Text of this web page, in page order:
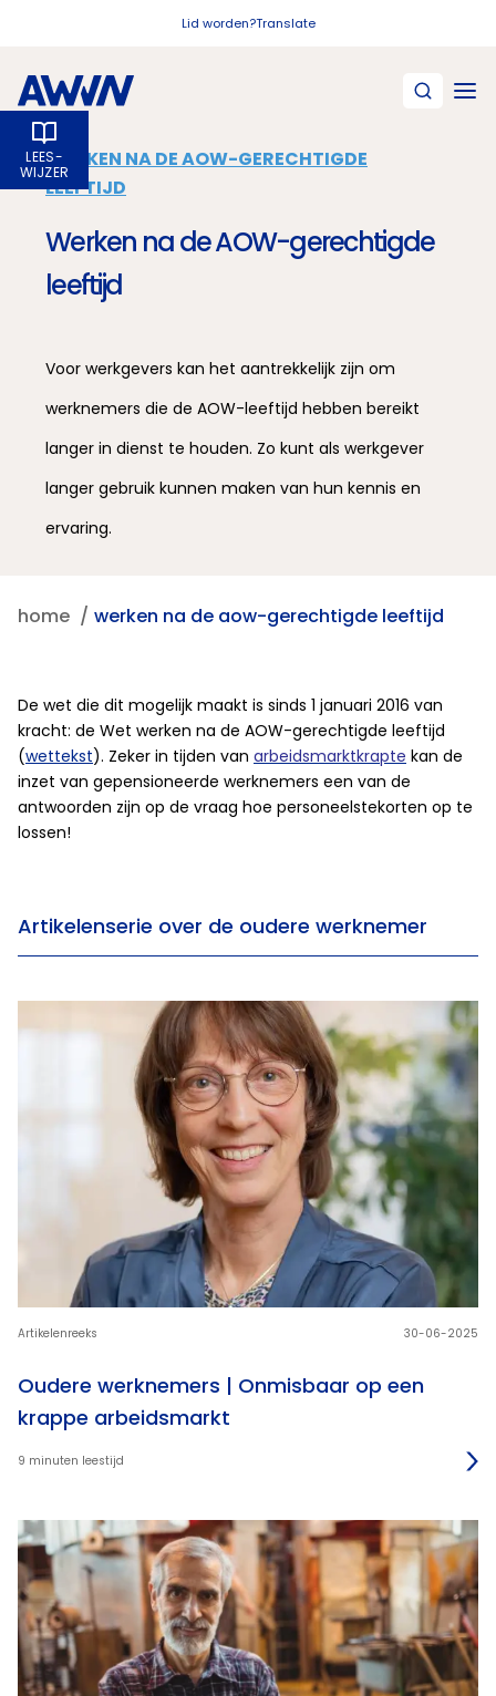
Lid worden?Translate
WERKEN NA DE AOW-GERECHTIGDE
LEEFTIJD
Werken na de AOW-gerechtigde
leeftijd
Voor werkgevers kan het aantrekkelijk zijn om
werknemers die de AOW-leeftijd hebben bereikt
langer in dienst te houden. Zo kunt als werkgever
langer gebruik kunnen maken van hun kennis en
ervaring.
home werken na de aow-gerechtigde leeftijd
LEES­
WIJZER
De wet die dit mogelijk maakt is sinds 1 januari 2016 van
kracht: de Wet werken na de AOW-gerechtigde leeftijd
(wettekst). Zeker in tijden van arbeidsmarktkrapte kan de
inzet van gepensioneerde werknemers een van de
antwoorden zijn op de vraag hoe personeelstekorten op te
lossen!
Artikelenserie over de oudere werknemer
Oudere werknemers | Onmisbaar op een
krappe arbeidsmarkt
Artikelenreeks 30-06-2025
9 minuten leestijd